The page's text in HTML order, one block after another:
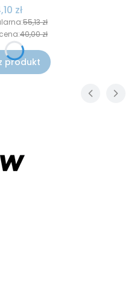
promocyjna
zł
55,13 zł
40,00 zł
produkt